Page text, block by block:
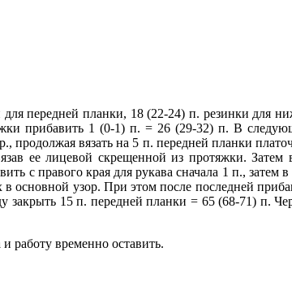
передней планки, 18 (22-24) п. резинки для
прибавить 1 (0-1) п. = 26 (29-32) п. В
продолжая вязать на 5 п. передней планки
ее лицевой скрещенной из протяжки.
с правого края для рукава сначала 1 п., затем
узор. При этом после последней
закрыть 15 п. передней планки = 65 (68-71) п.
работу временно оставить.